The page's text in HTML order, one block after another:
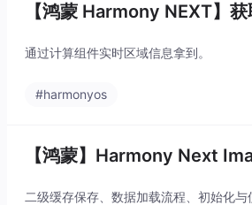
【鸿蒙 Harmony NEXT】
通过计算组件实时区域信息拿到。
#harmonyos
【鸿蒙】Harmony Next
二级缓存保存、数据加载流程、初始化与